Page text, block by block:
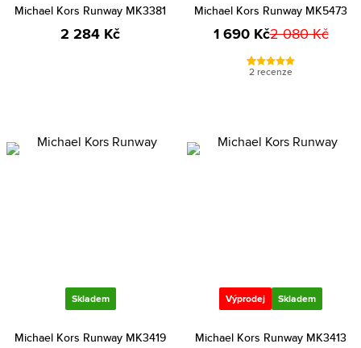
Michael Kors Runway MK3381
2 284 Kč
Michael Kors Runway MK5473
1 690 Kč2 080 Kč
2 recenze
Skladem
Michael Kors Runway MK3419
Výprodej Skladem
Michael Kors Runway MK3413